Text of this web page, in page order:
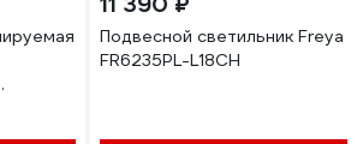
6000К+3000K,
Подвесной светильник Freya
FR6235PL-L18CH